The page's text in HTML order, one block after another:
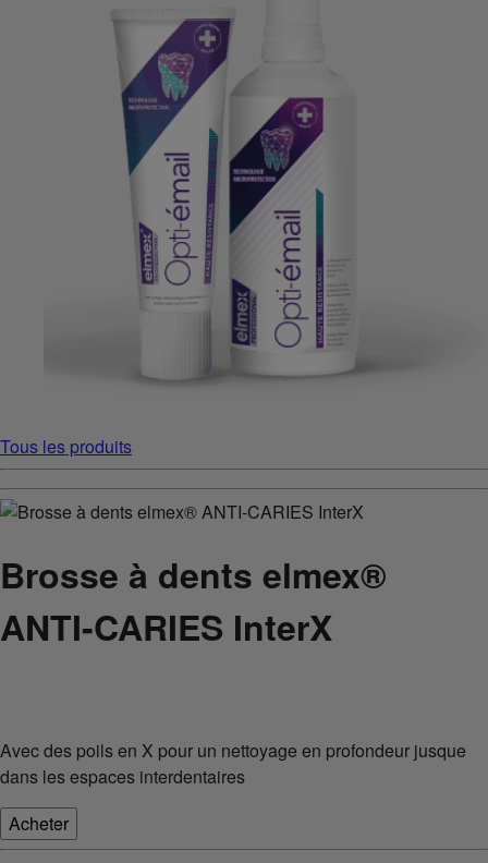
Tous les produits
Brosse à dents elmex®
ANTI-CARIES InterX
Avec des poils en X pour un nettoyage en profondeur jusque
dans les espaces interdentaires
Acheter